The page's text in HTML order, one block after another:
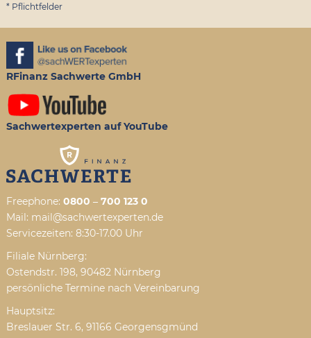
*Pflichtfelder
RFinanz Sachwerte GmbH
Sachwertexperten auf YouTube
Freephone: 0800 – 700 123 0
Mail: mail@sachwertexperten.de
Servicezeiten: 8:30-17.00 Uhr
Filiale Nürnberg:
Ostendstr. 198, 90482 Nürnberg
persönliche Termine nach Vereinbarung
Hauptsitz:
Breslauer Str. 6, 91166 Georgensgmünd